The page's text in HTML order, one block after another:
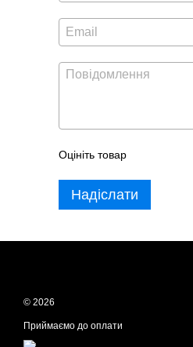
Оцініть товар
Надіслати
© 2026
Приймаємо до оплати